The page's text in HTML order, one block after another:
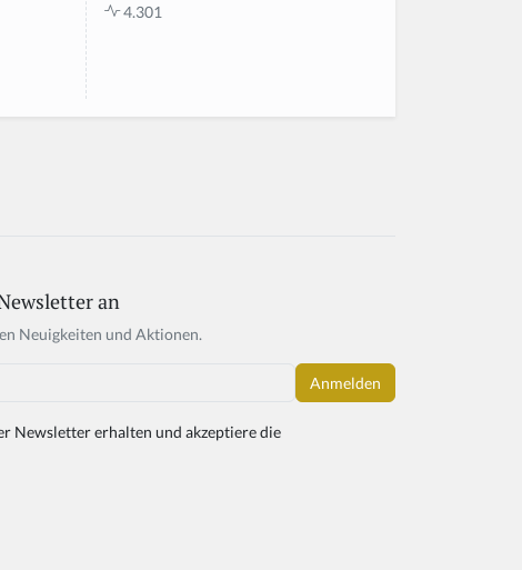
4.301
an
Neuigkeiten und Aktionen.
Newsletter erhalten und akzeptiere die